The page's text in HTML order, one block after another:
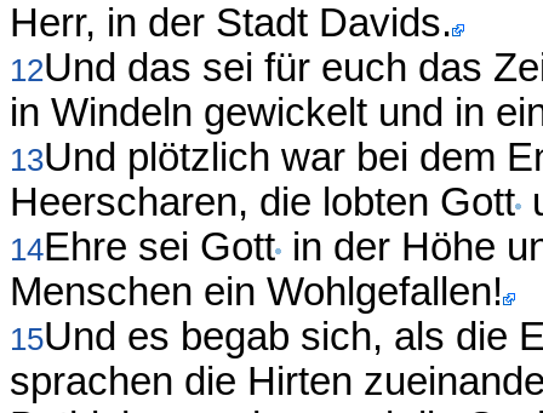
Herr, in der Stadt Davids.
12Und das sei für euch das
in Windeln gewickelt und in
13Und plötzlich war bei dem
Heerscharen, die lobten Gott
14Ehre sei Gott in der Höhe
Menschen ein Wohlgefallen!
15Und es begab sich, als die
sprachen die Hirten